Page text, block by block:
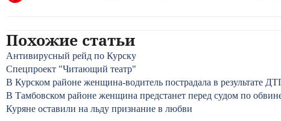
Похожие статьи
Антивирусный рейд по Курску
Спецпроект "Читающий театр"
В Курском районе женщина-водитель пострадала в результате
В Тамбовском районе женщина предстанет перед судом по
Куряне оставили на льду признание в любви